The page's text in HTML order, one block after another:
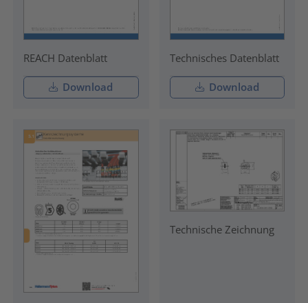
REACH Datenblatt
Download
Technisches Datenblatt
Download
Technische Zeichnung